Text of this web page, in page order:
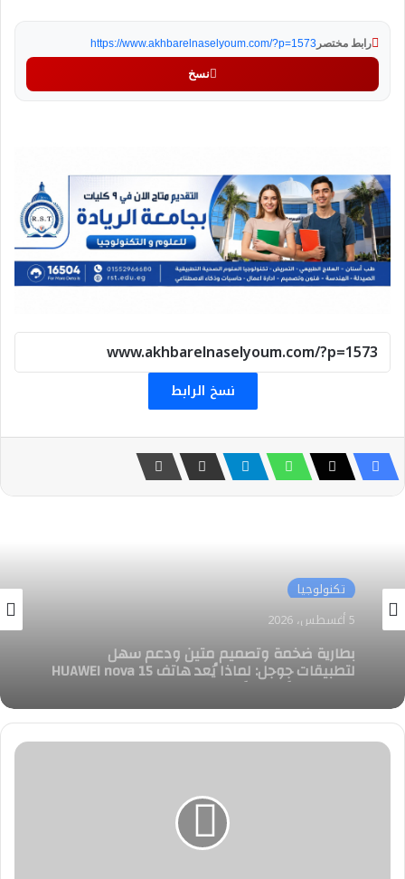
رابط مختصر https://www.akhbarelnaselyoum.com/?p=1573
نسخ
نسخ الرابط
تكنولوجيا
5 أغسطس، 2026
بترول وطاقة
بيان توضيحي صادر عن شركة ناتجاس
وزير